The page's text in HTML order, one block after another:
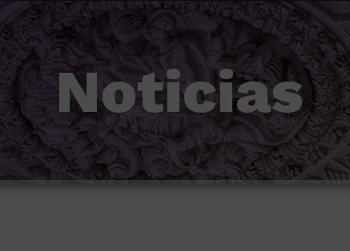
Noticias